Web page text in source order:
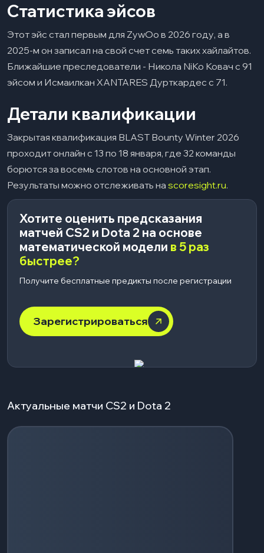
Статистика эйсов
Этот эйс стал первым для ZywOo в 2026 году, а в
2025-м он записал на свой счет семь таких хайлайтов.
Ближайшие преследователи - Никола NiKo Ковач с 91
эйсом и Исмаилкан XANTARES Дурткардес с 71.​
Детали квалификации
Закрытая квалификация BLAST Bounty Winter 2026
проходит онлайн с 13 по 18 января, где 32 команды
борются за восемь слотов на основной этап.
Результаты можно отслеживать на scoresight.ru.
Хотите оценить предсказания
матчей CS2 и Dota 2 на основе
математической модели в 5 раз
быстрее?
Получите бесплатные предикты после регистрации
Зарегистрироваться
Актуальные матчи CS2 и Dota 2
Загрузка событий...